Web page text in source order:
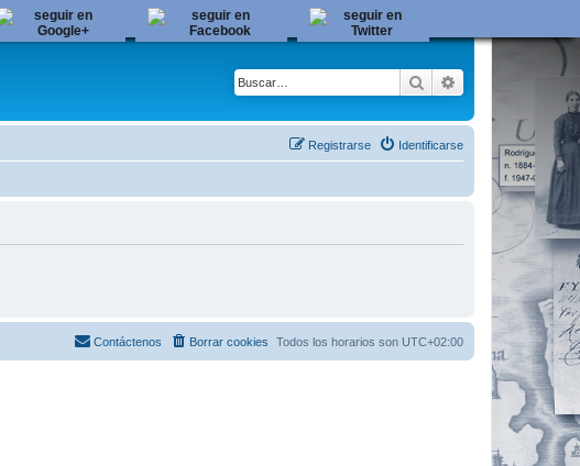
Buscar Búsqueda
Identificarse
Registrarse
Todos los horarios son UTC+02:00
Borrar cookies
Contáctenos